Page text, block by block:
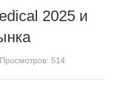
2025 и
Просмотров: 514